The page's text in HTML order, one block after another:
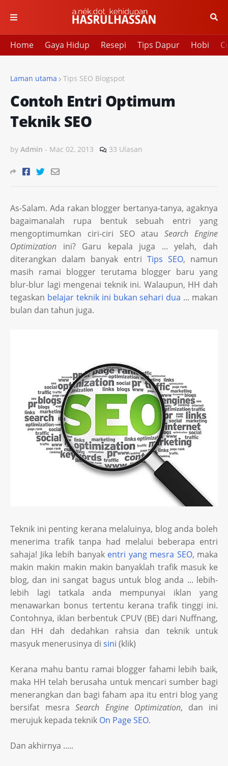
Home Gaya Hidup Resepi Tips Dapur Hobi
Laman utama Tips SEO Blogspot
Contoh Entri Optimum
Teknik SEO
by Admin - Mac 02, 2013 33 Ulasan
As-Salam. Ada rakan blogger bertanya-tanya, agaknya
bagaimanalah rupa bentuk sebuah entri yang
mengoptimumkan ciri-ciri SEO atau Search Engine
Optimization ini? Garu kepala juga ... yelah, dah
diterangkan dalam banyak entri Tips SEO, namun
masih ramai blogger terutama blogger baru yang
blur-blur lagi mengenai teknik ini. Walaupun, HH dah
tegaskan belajar teknik ini bukan sehari dua ... makan
bulan dan tahun juga.
Teknik ini penting kerana melaluinya, blog anda boleh
menerima trafik tanpa had melalui beberapa entri
sahaja! Jika lebih banyak entri yang mesra SEO, maka
makin makin makin makin banyaklah trafik masuk ke
blog, dan ini sangat bagus untuk blog anda ... lebih-
lebih lagi tatkala anda mempunyai iklan yang
menawarkan bonus tertentu kerana trafik tinggi ini.
Contohnya, iklan berbentuk CPUV (BE) dari Nuffnang,
dan HH dah dedahkan rahsia dan teknik untuk
masyuk menerusinya di sini (klik)
Kerana mahu bantu ramai blogger fahami lebih baik,
maka HH telah berusaha untuk mencari sumber bagi
menerangkan dan bagi faham apa itu entri blog yang
bersifat mesraSearch Engine Optimization, dan ini
merujuk kepada teknik On Page SEO.
Dan akhirnya .....